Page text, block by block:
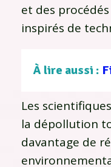
et des
inspirés de
À lire aussi :
Les
la dépollution
davantage de